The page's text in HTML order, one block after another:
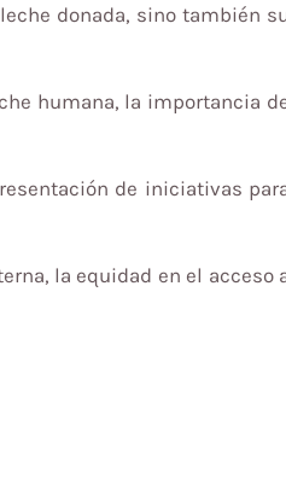
donada, sino también
humana, la importancia
de iniciativas
la equidad en el acceso